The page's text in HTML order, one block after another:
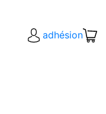
adhésion